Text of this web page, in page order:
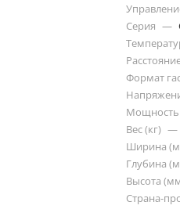
Серия —
Формат
Мощность
Вес (кг) —
Ширина
Глубина
Высота
Страна-